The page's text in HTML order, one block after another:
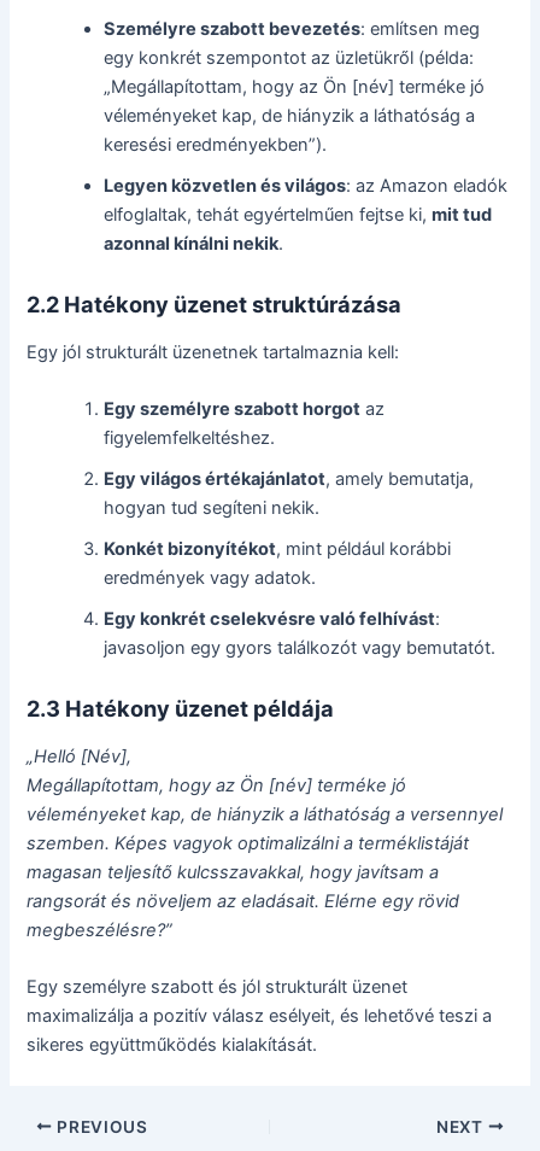
Személyre szabott bevezetés: említsen meg
egy konkrét szempontot az üzletükről (példa:
„Megállapítottam, hogy az Ön [név] terméke jó
véleményeket kap, de hiányzik a láthatóság a
keresési eredményekben”).
Legyen közvetlen és világos: az Amazon eladók
elfoglaltak, tehát egyértelműen fejtse ki,mit tud
azonnal kínálni nekik.
2.2 Hatékony üzenet struktúrázása
Egy jól strukturált üzenetnek tartalmaznia kell:
Egy személyre szabott horgot az
figyelemfelkeltéshez.
Egy világos értékajánlatot, amely bemutatja,
hogyan tud segíteni nekik.
Konkét bizonyítékot, mint például korábbi
eredmények vagy adatok.
Egy konkrét cselekvésre való felhívást:
javasoljon egy gyors találkozót vagy bemutatót.
2.3 Hatékony üzenet példája
„Helló [Név],
Megállapítottam, hogy az Ön [név] terméke jó
véleményeket kap, de hiányzik a láthatóság a versennyel
szemben. Képes vagyok optimalizálni a terméklistáját
magasan teljesítő kulcsszavakkal, hogy javítsam a
rangsorát és növeljem az eladásait. Elérne egy rövid
megbeszélésre?”
Egy személyre szabott és jól strukturált üzenet
maximalizálja a pozitív válasz esélyeit, és lehetővé teszi a
sikeres együttműködés kialakítását.
PREVIOUS NEXT